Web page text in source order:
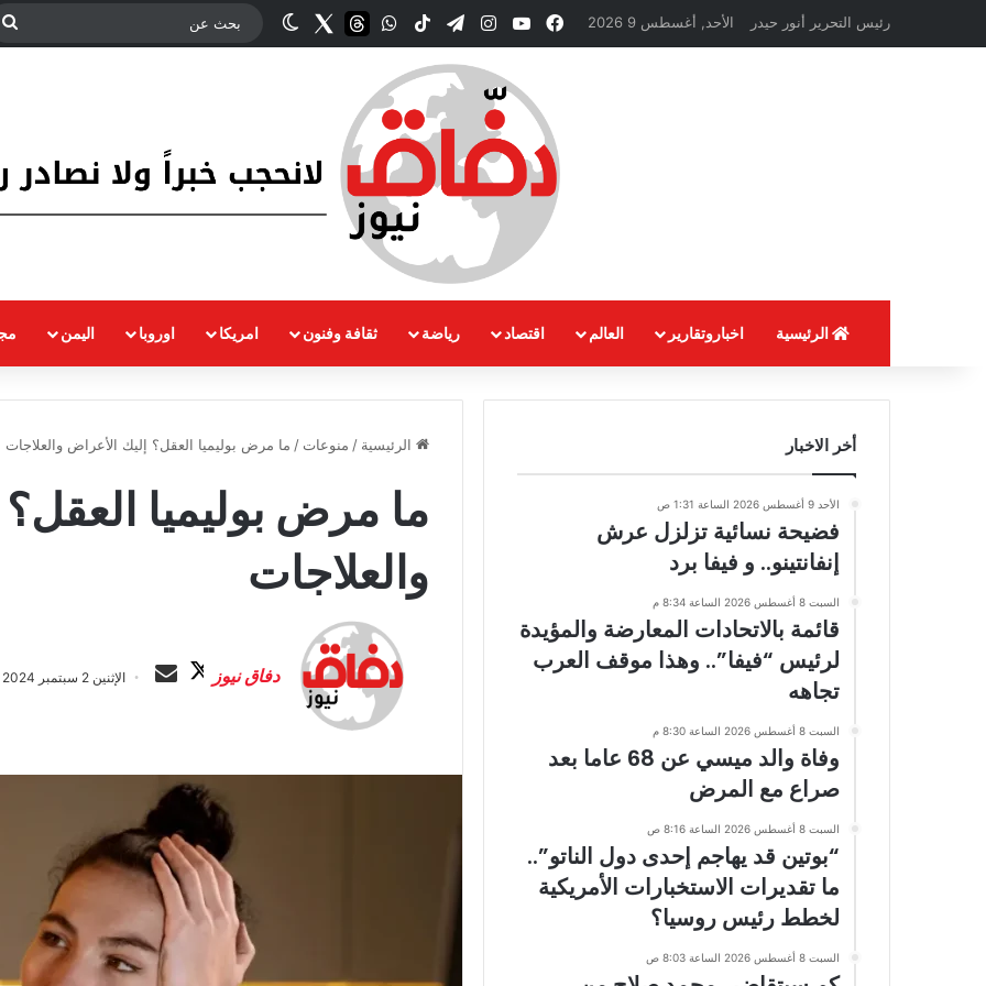
رئيس التحرير أنور حيدر الأحد, أغسطس 9 2026 فيسبوك‫YouTubeانستقرام
تيلقرام ‫TikTokواتسابthreads
Twitterالوضع المظلم
الرئيسية اخباروتقارير العالم اقتصاد رياضة ثقافة وفنون امريكا اوروبا اليمن
الرئيسية / منوعات / ما مرض بوليميا العقل؟ إليك الأعراض والعلاجات
ما مرض بوليميا
والعلاجات
دفاق نيوز
ا
ب
ل
ى
X
ر
د
ا
إ
ل
ك
ت
الإثنين 2 سبتمبر 2024 الساعة 6:10 م
أخر الاخبار
الأحد 9 أغسطس 2026 الساعة 1:31 ص
فضيحة نسائية تزلزل عرش
إنفانتينو.. و فيفا برد
السبت 8 أغسطس 2026 الساعة 8:34 م
قائمة بالاتحادات المعارضة والمؤيدة
لرئيس “فيفا”.. وهذا موقف العرب
تجاهه
السبت 8 أغسطس 2026 الساعة 8:30 م
وفاة والد ميسي عن 68 عاما بعد
صراع مع المرض
السبت 8 أغسطس 2026 الساعة 8:16 ص
“بوتين قد يهاجم إحدى دول الناتو”..
ما تقديرات الاستخبارات الأمريكية
لخطط رئيس روسيا؟
السبت 8 أغسطس 2026 الساعة 8:03 ص